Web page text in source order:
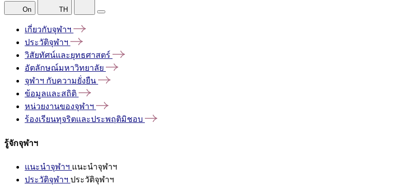
On TH
เกี่ยวกับจุฬาฯ
ประวัติจุฬาฯ
วิสัยทัศน์และยุทธศาสตร์
อัตลักษณ์มหาวิทยาลัย
จุฬาฯ กับความยั่งยืน
ข้อมูลและสถิติ
หน่วยงานของจุฬาฯ
ร้องเรียนทุจริตและประพฤติมิชอบ
รู้จักจุฬาฯ
แนะนำจุฬาฯ แนะนำจุฬาฯ
ประวัติจุฬาฯ ประวัติจุฬาฯ